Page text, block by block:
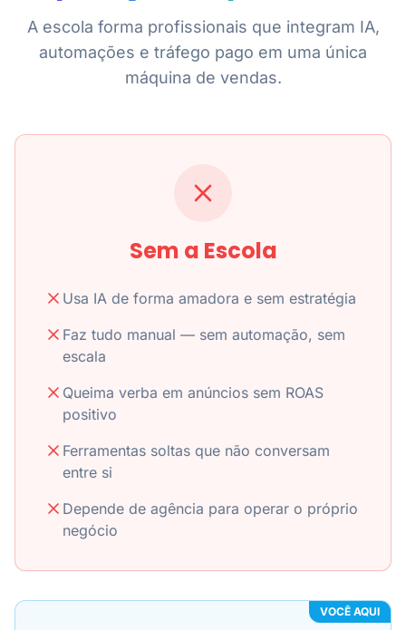
A escola forma profissionais que integram IA,
automações e tráfego pago em uma única
máquina de vendas.
Sem a Escola
Usa IA de forma amadora e sem estratégia
Faz tudo manual — sem automação, sem
escala
Queima verba em anúncios sem ROAS
positivo
Ferramentas soltas que não conversam
entre si
Depende de agência para operar o próprio
negócio
VOCÊ AQUI